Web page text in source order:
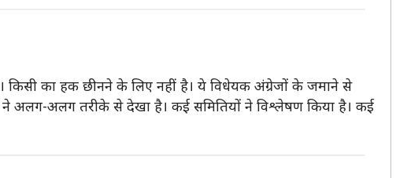
किसी का हक छीनने के लिए नहीं है। ये विधेयक अंग्रेजों के जमाने से
अलग-अलग तरीके से देखा है। कई समितियों ने विश्लेषण किया है। कई